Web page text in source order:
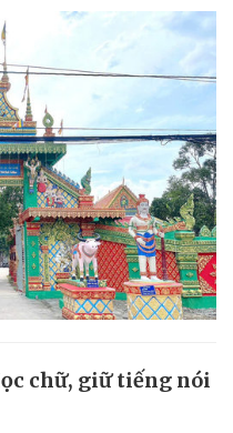
chữ, giữ tiếng nói